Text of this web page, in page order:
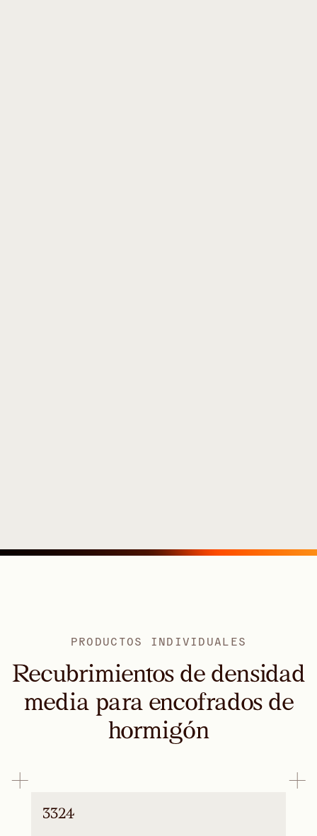
PRODUCTOS INDIVIDUALES
Recubrimientos de densidad
media para encofrados de
hormigón
3324